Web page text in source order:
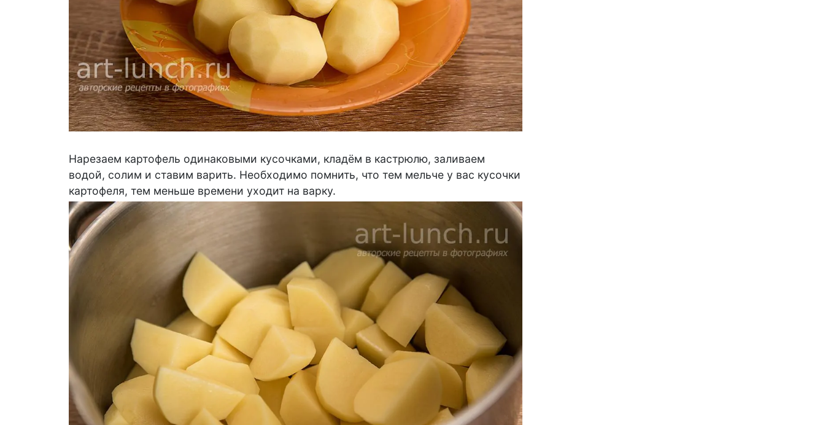
Нарезаем картофель одинаковыми кусочками, кладём в кастрюлю, заливаем
водой, солим и ставим варить. Необходимо помнить, что тем мельче у вас кусочки
картофеля, тем меньше времени уходит на варку.